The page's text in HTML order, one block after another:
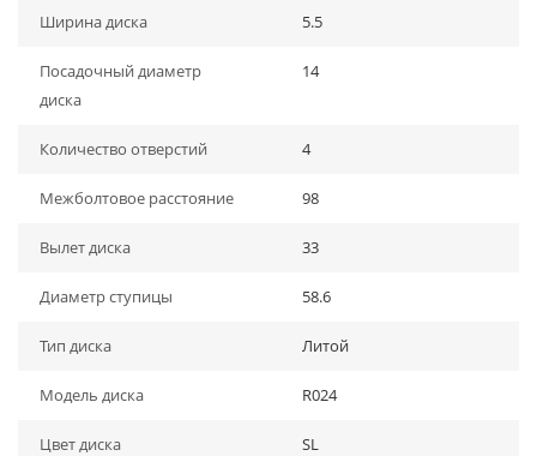
Ширина диска 5.5
Посадочный диаметр
диска
14
Количество отверстий 4
Межболтовое расстояние 98
Вылет диска 33
Диаметр ступицы 58.6
Тип диска Литой
Модель диска R024
Цвет диска SL